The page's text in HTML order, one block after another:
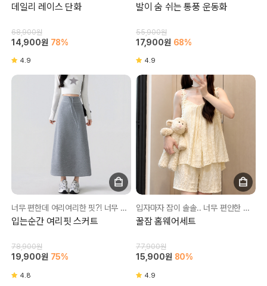
데일리 레이스 단화
68,900원
14,900원 78%
4.9
발이 숨 쉬는 통풍 운동화
55,900원
17,900원 68%
4.9
너무 편한데 여리여리한 핏?! 너무 편해서 여러장 구매완❤
입는순간 여리핏 스커트
78,900원
19,900원 75%
4.8
입자마자 잠이 솔솔.. 너무 편안한 소재는 물론 이쁘기까지💛
꿀잠 홈웨어세트
77,900원
15,900원 80%
4.9